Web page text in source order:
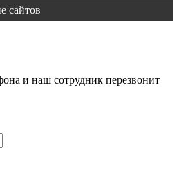
сайтов
и наш сотрудник перезвонит